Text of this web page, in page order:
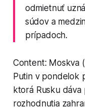
odmietnuť
súdov a
prípadoch.
Content: Moskva
Putin v pondelok
ktorá Rusku
rozhodnutia